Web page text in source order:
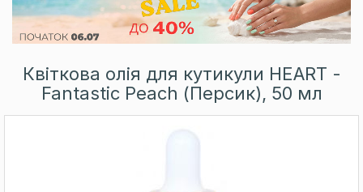
Квіткова олія для кутикули HEART -
Fantastic Peach (Персик), 50 мл